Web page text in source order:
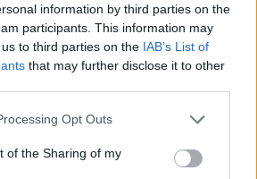
information by third parties on the
participants. This information may
to third parties on the IAB’s List of
that may further disclose it to other
Opt Outs
of the Sharing of my